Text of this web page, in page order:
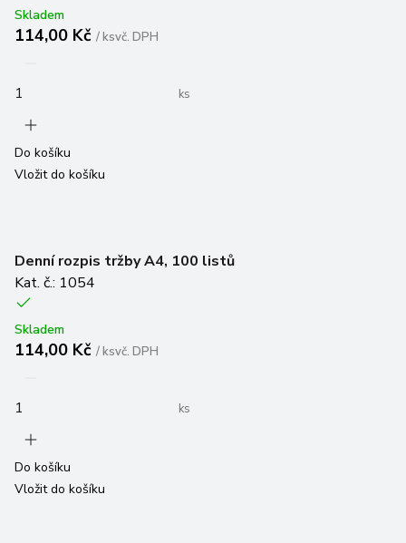
Skladem
114,00 Kč /ksvč. DPH
ks
Do košíku
Vložit do košíku
Denní rozpis tržby A4, 100 listů
Kat. č.: 1054
Skladem
114,00 Kč /ksvč. DPH
ks
Do košíku
Vložit do košíku